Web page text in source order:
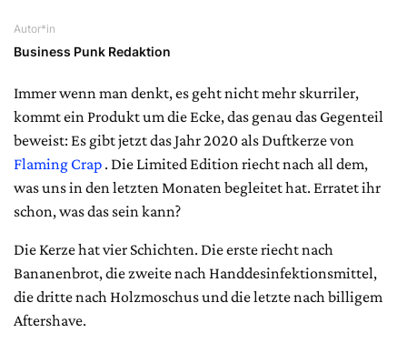
Autor*in
Business Punk Redaktion
Immer wenn man denkt, es geht nicht mehr skurriler,
kommt ein Produkt um die Ecke, das genau das Gegenteil
beweist: Es gibt jetzt das Jahr 2020 als Duftkerze von
Flaming Crap . Die Limited Edition riecht nach all dem,
was uns in den letzten Monaten begleitet hat. Erratet ihr
schon, was das sein kann?
Die Kerze hat vier Schichten. Die erste riecht nach
Bananenbrot, die zweite nach Handdesinfektionsmittel,
die dritte nach Holzmoschus und die letzte nach billigem
Aftershave.